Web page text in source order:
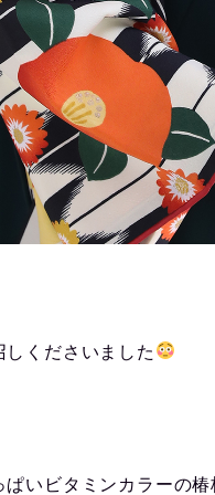
くださいました
ぱいビタミンカラーの椿